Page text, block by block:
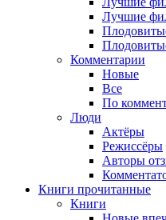
Лучшие
Комментарии
Новые
Все
По
Люди
Актёры
Режиссёры
Авторы
Книги прочитанные
Книги